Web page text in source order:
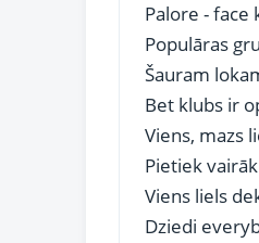
Palore - face
Populāras
Šauram
Bet klubs ir
Viens, mazs
Pietiek
Viens liels
Dziedi